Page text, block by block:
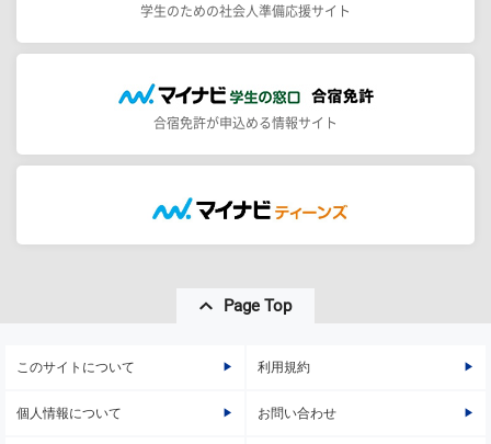
学生のための社会人準備応援サイト
合宿免許が申込める情報サイト
Page Top
このサイトについて 利用規約
個人情報について お問い合わせ